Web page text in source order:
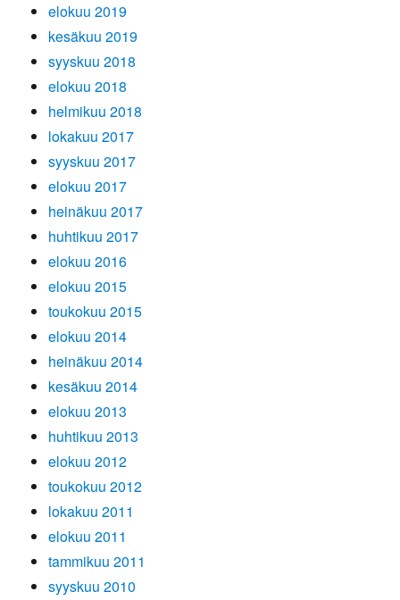
elokuu 2019
kesäkuu 2019
syyskuu 2018
elokuu 2018
helmikuu 2018
lokakuu 2017
syyskuu 2017
elokuu 2017
heinäkuu 2017
huhtikuu 2017
elokuu 2016
elokuu 2015
toukokuu 2015
elokuu 2014
heinäkuu 2014
kesäkuu 2014
elokuu 2013
huhtikuu 2013
elokuu 2012
toukokuu 2012
lokakuu 2011
elokuu 2011
tammikuu 2011
syyskuu 2010